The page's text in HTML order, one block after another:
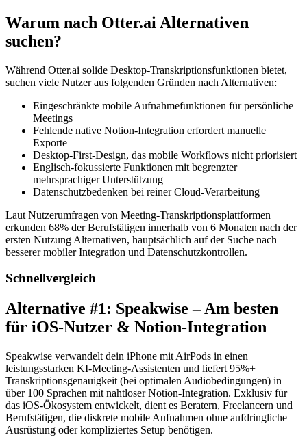
Warum nach Otter.ai Alternativen
suchen?
Während Otter.ai solide Desktop-Transkriptionsfunktionen bietet,
suchen viele Nutzer aus folgenden Gründen nach Alternativen:
Eingeschränkte mobile Aufnahmefunktionen für persönliche
Meetings
Fehlende native Notion-Integration erfordert manuelle
Exporte
Desktop-First-Design, das mobile Workflows nicht priorisiert
Englisch-fokussierte Funktionen mit begrenzter
mehrsprachiger Unterstützung
Datenschutzbedenken bei reiner Cloud-Verarbeitung
Laut Nutzerumfragen von Meeting-Transkriptionsplattformen
erkunden 68% der Berufstätigen innerhalb von 6 Monaten nach der
ersten Nutzung Alternativen, hauptsächlich auf der Suche nach
besserer mobiler Integration und Datenschutzkontrollen.
Schnellvergleich
Alternative #1: Speakwise – Am besten
für iOS-Nutzer & Notion-Integration
Speakwise verwandelt dein iPhone mit AirPods in einen
leistungsstarken KI-Meeting-Assistenten und liefert 95%+
Transkriptionsgenauigkeit (bei optimalen Audiobedingungen) in
über 100 Sprachen mit nahtloser Notion-Integration. Exklusiv für
das iOS-Ökosystem entwickelt, dient es Beratern, Freelancern und
Berufstätigen, die diskrete mobile Aufnahmen ohne aufdringliche
Ausrüstung oder kompliziertes Setup benötigen.